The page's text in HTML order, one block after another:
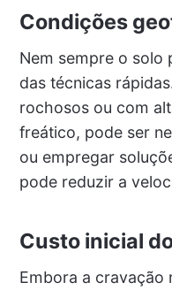
Condições
Nem sempre o solo
das técnicas
rochosos ou com
freático, pode ser
ou empregar
pode reduzir a
Custo inicial
Embora a cravação